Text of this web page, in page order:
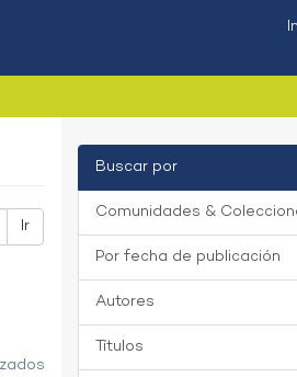
Ir
Buscar por
Comunidades &
Por fecha de publicación
Autores
Títulos